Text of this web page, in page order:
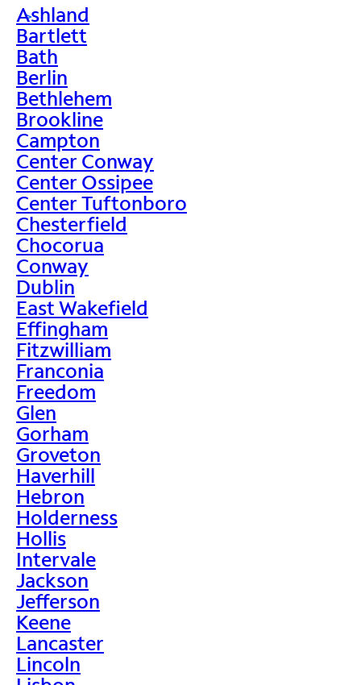
>
Ashland
Bartlett
Bath
Berlin
Bethlehem
Brookline
Campton
Center Conway
Center Ossipee
Center Tuftonboro
Chesterfield
Chocorua
Conway
Dublin
East Wakefield
Effingham
Fitzwilliam
Franconia
Freedom
Glen
Gorham
Groveton
Haverhill
Hebron
Holderness
Hollis
Intervale
Jackson
Jefferson
Keene
Lancaster
Lincoln